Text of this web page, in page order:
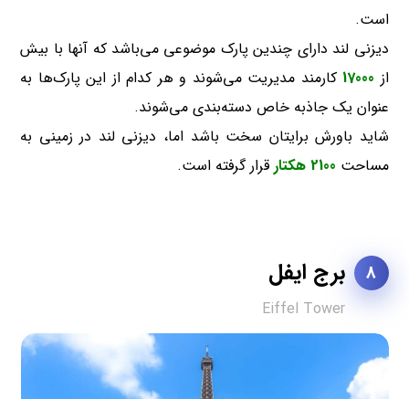
است.
دیزنی لند دارای چندین پارک موضوعی می‌باشد که آنها با بیش
از 17000 کارمند مدیریت می‌شوند و هر کدام از این پارک‌ها به
عنوان یک جاذبه خاص دسته‌بندی می‌شوند.
شاید باورش برایتان سخت باشد اما، دیزنی لند در زمینی به
مساحت 2100 هکتار قرار گرفته است.
8 برج ایفل
Eiffel Tower